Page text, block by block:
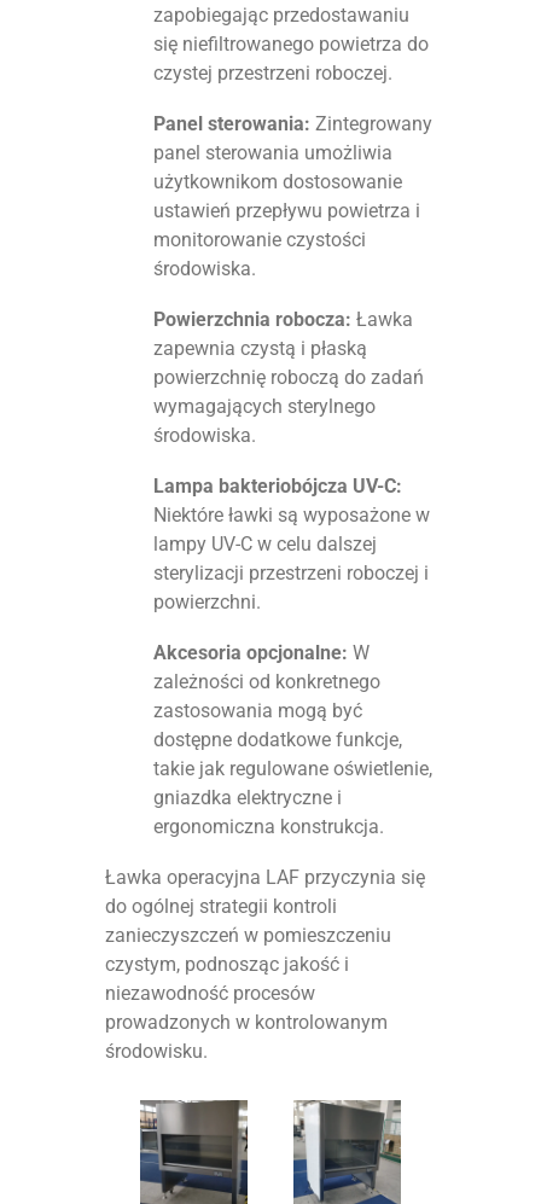
zapobiegając przedostawaniu
się niefiltrowanego powietrza do
czystej przestrzeni roboczej.
Panel sterowania: Zintegrowany
panel sterowania umożliwia
użytkownikom dostosowanie
ustawień przepływu powietrza i
monitorowanie czystości
środowiska.
Powierzchnia robocza: Ławka
zapewnia czystą i płaską
powierzchnię roboczą do zadań
wymagających sterylnego
środowiska.
Lampa bakteriobójcza UV-C:
Niektóre ławki są wyposażone w
lampy UV-C w celu dalszej
sterylizacji przestrzeni roboczej i
powierzchni.
Akcesoria opcjonalne: W
zależności od konkretnego
zastosowania mogą być
dostępne dodatkowe funkcje,
takie jak regulowane oświetlenie,
gniazdka elektryczne i
ergonomiczna konstrukcja.
Ławka operacyjna LAF przyczynia się
do ogólnej strategii kontroli
zanieczyszczeń w pomieszczeniu
czystym, podnosząc jakość i
niezawodność procesów
prowadzonych w kontrolowanym
środowisku.